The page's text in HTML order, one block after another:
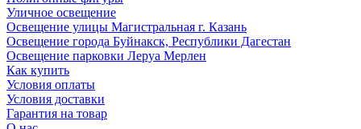
Уличное освещение
Освещение улицы Магистральная г. Казань
Освещение города Буйнакск, Республики Дагестан
Освещение парковки Леруа Мерлен
Как купить
Условия оплаты
Условия доставки
Гарантия на товар